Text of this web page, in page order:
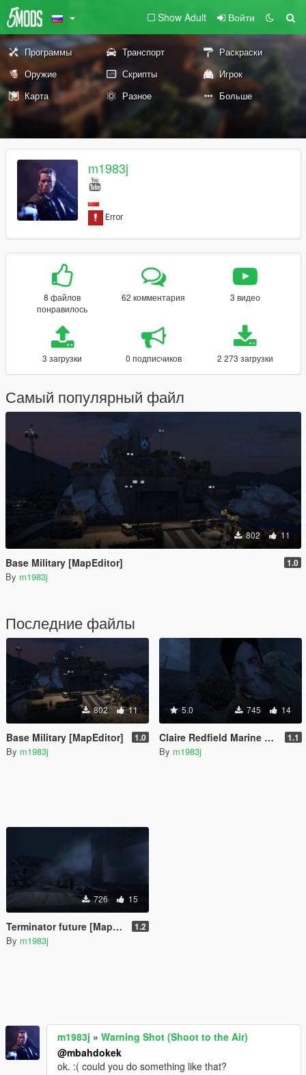
Show Adult Войти
Программы Транспорт
Раскраски
Оружие
Скрипты
Игрок
Карта
Разное Больше
m1983j
8 файлов
понравилось
62 комментария 3 видео
3 загрузки 0 подписчиков 2 273 загрузки
Самый популярный файл
802 11
Base Military [MapEditor] 1.0
By m1983j
Последние файлы
802 11
Base Military [MapEditor] 1.0
By m1983j
5.0 745 14
Claire Redfield Marine damage face war paints 1.1
By m1983j
726 15
Terminator future [MapEditor] 1.2
By m1983j
m1983j » Warning Shot (Shoot to the Air)
@mbahdokek
ok. :( could you do something like that?